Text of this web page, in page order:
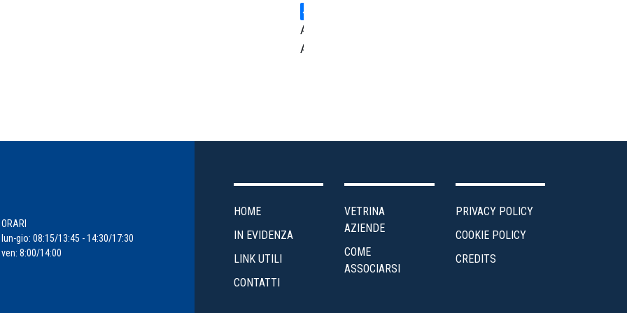
Area
Amministrativa
Credito
Energia
d'Impresa
ORARI
lun-gio: 08:15/13:45 - 14:30/17:30
ven: 8:00/14:00
HOME
IN EVIDENZA
LINK UTILI
CONTATTI
VETRINA
AZIENDE
COME
ASSOCIARSI
PRIVACY POLICY
COOKIE POLICY
CREDITS